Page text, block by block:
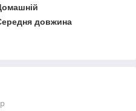
довжина